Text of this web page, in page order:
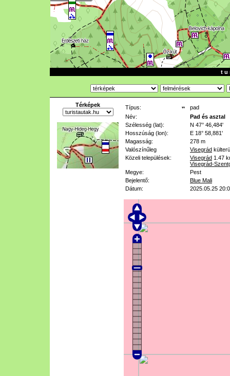
t u
Térképek Típus:
pad
Név:
Pad és asztal
Szélesség (lat):
N 47° 46,484'
Hosszúság (lon):
E 18° 58,881'
Magasság:
278 m
Valószínűleg
Visegrád
Közeli települések:
Visegrád 1.47
Visegrád-
Megye:
Pest
Bejelentő:
Blue Mali
Dátum:
2025.05.25